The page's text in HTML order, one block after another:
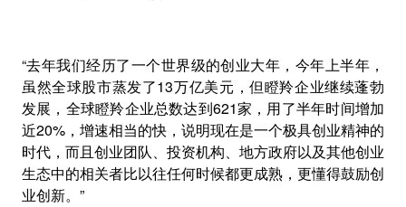
“去年我们经历了一个世界级的创业大年，今年上半年，
虽然全球股市蒸发了13万亿美元，但瞪羚企业继续蓬勃
发展，全球瞪羚企业总数达到621家，用了半年时间增加
近20% ，增速相当的快 ，说明现在是一个极具创业精神的
时代，而且创业团队、投资机构、地方政府以及其他创业
生态中的相关者比以往任何时候都更成熟，更懂得鼓励创
业创新。”